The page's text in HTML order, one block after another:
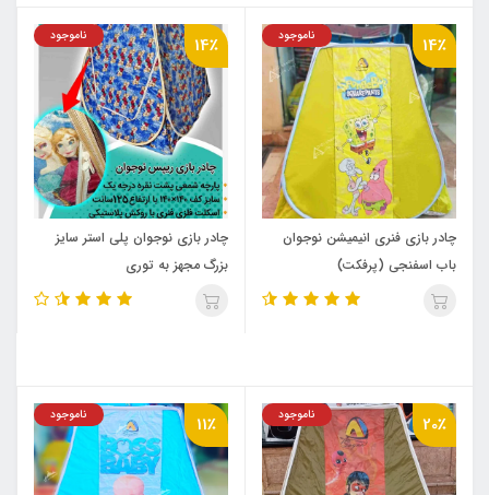
14٪ ناموجود
چادر بازی فنری انیمیشن نوجوان
باب اسفنجی (پرفکت)
14٪ ناموجود
چادر بازی نوجوان پلی استر سایز
بزرگ مجهز به توری
20٪ ناموجود 11٪ ناموجود